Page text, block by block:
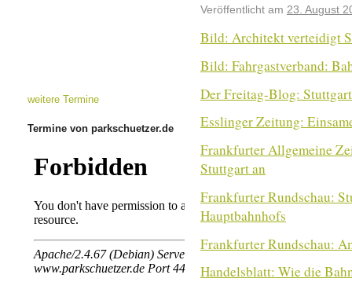
Veröffentlicht am 23. August
Bild: Architekt verteidigt
Bild: Fahrgastverband:
Der Freitag-Blog:
Esslinger Zeitung:
Frankfurter Allgemeine
Stuttgart an
Frankfurter Rundschau:
Hauptbahnhofs
Frankfurter Rundschau:
Handelsblatt: Wie die
weitere Termine
Termine von parkschuetzer.de